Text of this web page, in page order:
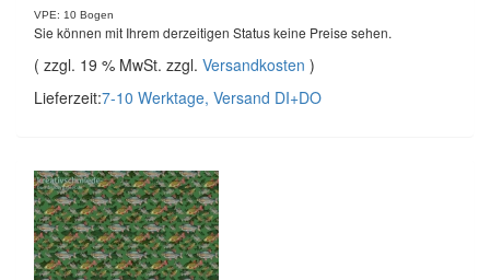
VPE: 10 Bogen
Sie können mit Ihrem derzeitigen Status keine Preise sehen.
( zzgl. 19 % MwSt. zzgl. Versandkosten )
Lieferzeit:7-10 Werktage, Versand DI+DO